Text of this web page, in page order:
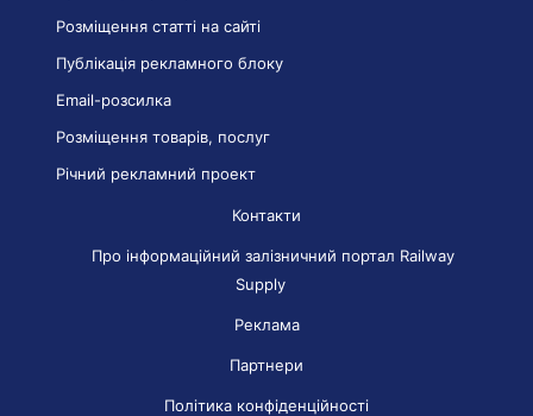
Розміщення статті на сайті
Публікація рекламного блоку
Email-розсилка
Розміщення товарів, послуг
Річний рекламний проект
Контакти
Про інформаційний залізничний портал Railway
Supply
Реклама
Партнери
Політика конфіденційності